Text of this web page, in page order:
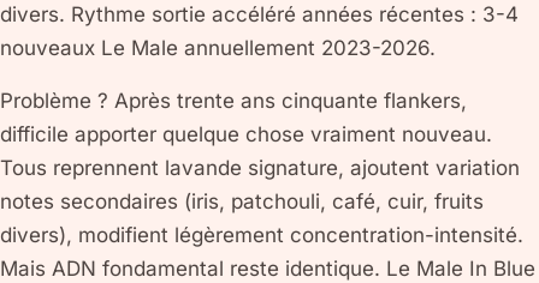
divers. Rythme sortie accéléré années récentes : 3-4
nouveaux Le Male annuellement 2023-2026.
Problème ? Après trente ans cinquante flankers,
difficile apporter quelque chose vraiment nouveau.
Tous reprennent lavande signature, ajoutent variation
notes secondaires (iris, patchouli, café, cuir, fruits
divers), modifient légèrement concentration-intensité.
Mais ADN fondamental reste identique. Le Male In Blue